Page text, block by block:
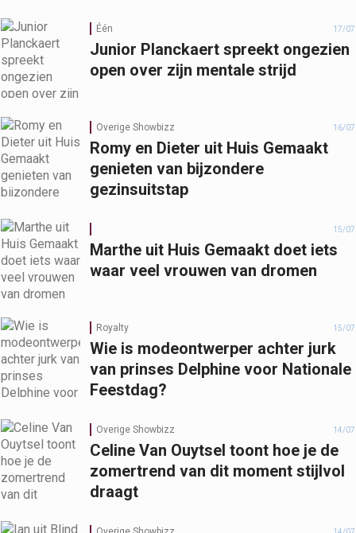
Één 17/07
Junior Planckaert spreekt ongezien
open over zijn mentale strijd
Overige Showbizz 16/07
Romy en Dieter uit Huis Gemaakt
genieten van bijzondere
gezinsuitstap
15/07
Marthe uit Huis Gemaakt doet iets
waar veel vrouwen van dromen
Royalty 15/07
Wie is modeontwerper achter jurk
van prinses Delphine voor Nationale
Feestdag?
Overige Showbizz 14/07
Celine Van Ouytsel toont hoe je de
zomertrend van dit moment stijlvol
draagt